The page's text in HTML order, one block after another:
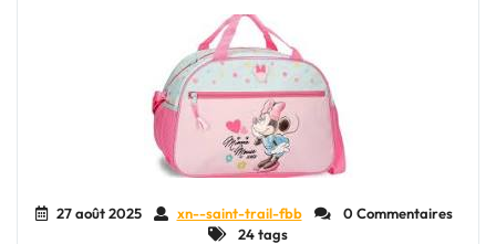
pour
Explorer
le
Monde"
27 août 2025 xn--saint-trail-fbb
0 Commentaires
24 tags